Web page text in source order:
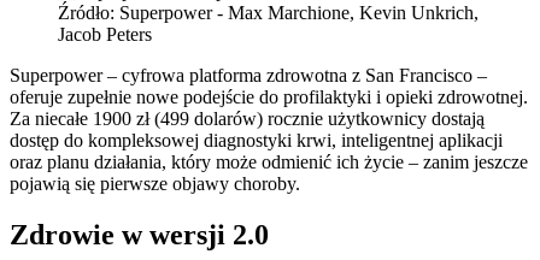
Źródło: Superpower - Max Marchione, Kevin Unkrich,
Jacob Peters
Superpower – cyfrowa platforma zdrowotna z San Francisco –
oferuje zupełnie nowe podejście do profilaktyki i opieki zdrowotnej.
Za niecałe 1900 zł (499 dolarów) rocznie użytkownicy dostają
dostęp do kompleksowej diagnostyki krwi, inteligentnej aplikacji
oraz planu działania, który może odmienić ich życie – zanim jeszcze
pojawią się pierwsze objawy choroby.
Zdrowie w wersji 2.0